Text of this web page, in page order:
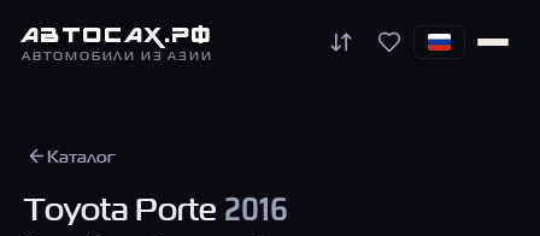
АВТОСАХ.РФ
АВТОМОБИЛИ ИЗ АЗИИ
Каталог
ToyotaPorte 2016